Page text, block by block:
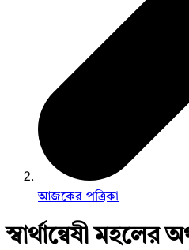
আজকের পত্রিকা
স্বার্থান্বেষী মহলের